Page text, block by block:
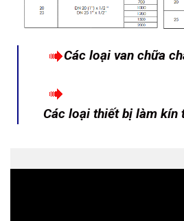
Các loại van chữa
Các loại thiết bị làm kín